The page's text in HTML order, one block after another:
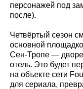
персонажей под
после).
Четвёртый сезон
основной
Сен-Тропе —
отель. Это будет
на объекте сети
для сериала,